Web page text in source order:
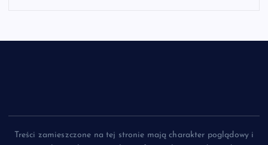
Treści zamieszczone na tej stronie mają charakter poglądowy i